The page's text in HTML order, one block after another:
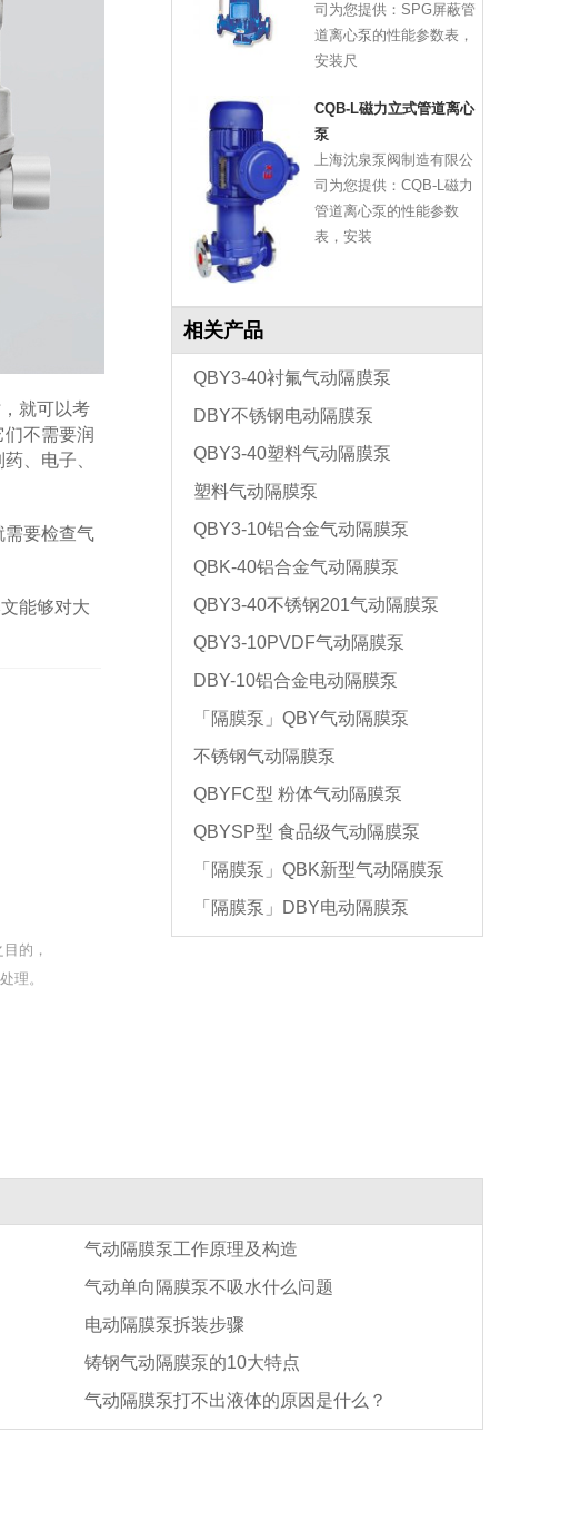
就可以考
不需要润
、电子、
要检查气
能够对大
的，
理。
司为您提供：SPG屏蔽管
道离心泵的性能参数表，
安装尺
CQB-L磁力立式管道离心
泵
上海沈泉泵阀制造有限公
司为您提供：CQB-L磁力
管道离心泵的性能参数
表，安装
相关产品
QBY3-40衬氟气动隔膜泵
DBY不锈钢电动隔膜泵
QBY3-40塑料气动隔膜泵
塑料气动隔膜泵
QBY3-10铝合金气动隔膜泵
QBK-40铝合金气动隔膜泵
QBY3-40不锈钢201气动隔膜泵
QBY3-10PVDF气动隔膜泵
DBY-10铝合金电动隔膜泵
「隔膜泵」QBY气动隔膜泵
不锈钢气动隔膜泵
QBYFC型 粉体气动隔膜泵
QBYSP型 食品级气动隔膜泵
「隔膜泵」QBK新型气动隔膜泵
「隔膜泵」DBY电动隔膜泵
气动隔膜泵工作原理及构造
气动单向隔膜泵不吸水什么问题
电动隔膜泵拆装步骤
铸钢气动隔膜泵的10大特点
气动隔膜泵打不出液体的原因是什么？